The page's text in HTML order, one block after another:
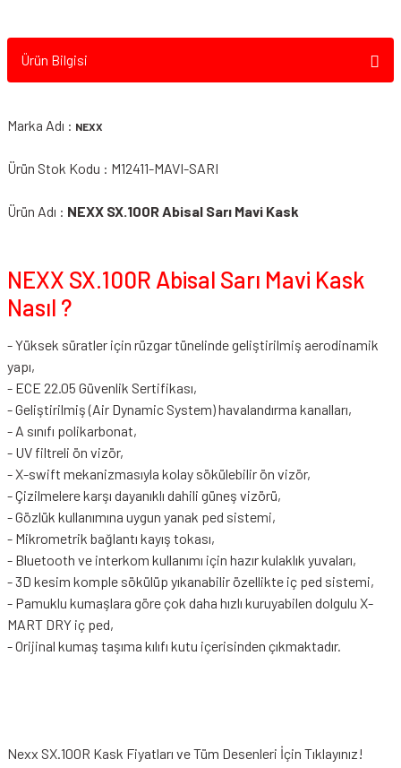
Ürün Bilgisi
Marka Adı : NEXX
Ürün Stok Kodu : M12411-MAVI-SARI
Ürün Adı : NEXX SX.100R Abisal Sarı Mavi Kask
NEXX SX.100R Abisal Sarı Mavi Kask
Nasıl ?
- Yüksek süratler için rüzgar tünelinde geliştirilmiş aerodinamik
yapı,
- ECE 22.05 Güvenlik Sertifikası,
- Geliştirilmiş (Air Dynamic System) havalandırma kanalları,
- A sınıfı polikarbonat,
- UV filtreli ön vizör,
- X-swift mekanizmasıyla kolay sökülebilir ön vizör,
- Çizilmelere karşı dayanıklı dahili güneş vizörü,
- Gözlük kullanımına uygun yanak ped sistemi,
- Mikrometrik bağlantı kayış tokası,
- Bluetooth ve interkom kullanımı için hazır kulaklık yuvaları,
- 3D kesim komple sökülüp yıkanabilir özellikte iç ped sistemi,
- Pamuklu kumaşlara göre çok daha hızlı kuruyabilen dolgulu X-
MART DRY iç ped,
- Orijinal kumaş taşıma kılıfı kutu içerisinden çıkmaktadır.
Nexx SX.100R Kask Fiyatları ve Tüm Desenleri İçin Tıklayınız!